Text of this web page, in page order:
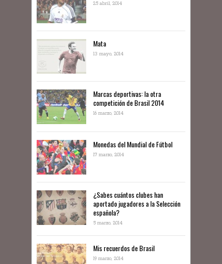
25 abril, 2014
Mata
13 mayo, 2014
Marcas deportivas: la otra
competición de Brasil 2014
16 marzo, 2014
Monedas del Mundial de Fútbol
17 marzo, 2014
¿Sabes cuántos clubes han
aportado jugadores a la Selección
española?
5 marzo, 2014
Mis recuerdos de Brasil
19 marzo, 2014